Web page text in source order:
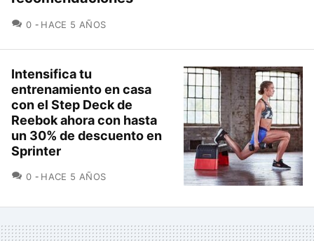
0 COMENTARIOS
HACE 5 AÑOS
Intensifica tu
entrenamiento en casa
con el Step Deck de
Reebok ahora con hasta
un 30% de descuento en
Sprinter
0 COMENTARIOS
HACE 5 AÑOS